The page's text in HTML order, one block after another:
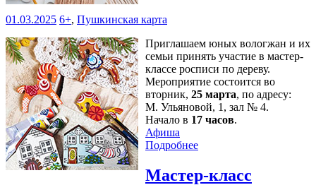
01.03.2025 6+, Пушкинская карта
Приглашаем юных вологжан и их
семьи принять участие в мастер-
классе росписи по дереву.
Мероприятие состоится во
вторник, 25 марта, по адресу:
М. Ульяновой, 1, зал № 4.
Начало в 17 часов.
Афиша
Подробнее
Мастер-класс